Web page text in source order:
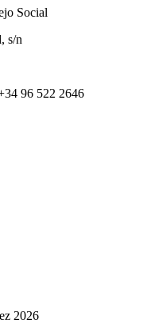
Social
s/n
96 522 2646
2026